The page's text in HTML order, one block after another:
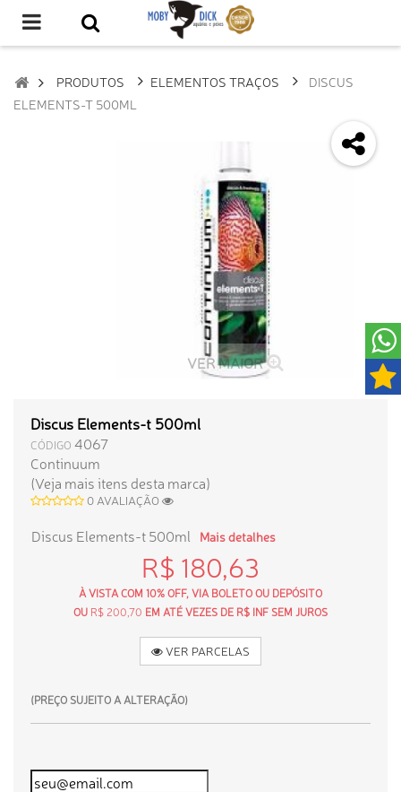
PRODUTOS ELEMENTOS TRAÇOS
DISCUS
ELEMENTS-T 500ML
VER MAIOR
Discus Elements-t 500ml
CÓDIGO 4067
Continuum
(Veja mais itens desta marca)
0 AVALIAÇÃO
Discus Elements-t 500ml Mais detalhes
R$ 180,63
À VISTA COM 10% OFF, VIA BOLETO OU DEPÓSITO
OU R$ 200,70 EM ATÉ VEZES DE R$ INF SEM JUROS
VER PARCELAS
(PREÇO SUJEITO A ALTERAÇÃO)